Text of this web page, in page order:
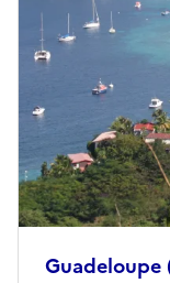
Guadeloupe
principale